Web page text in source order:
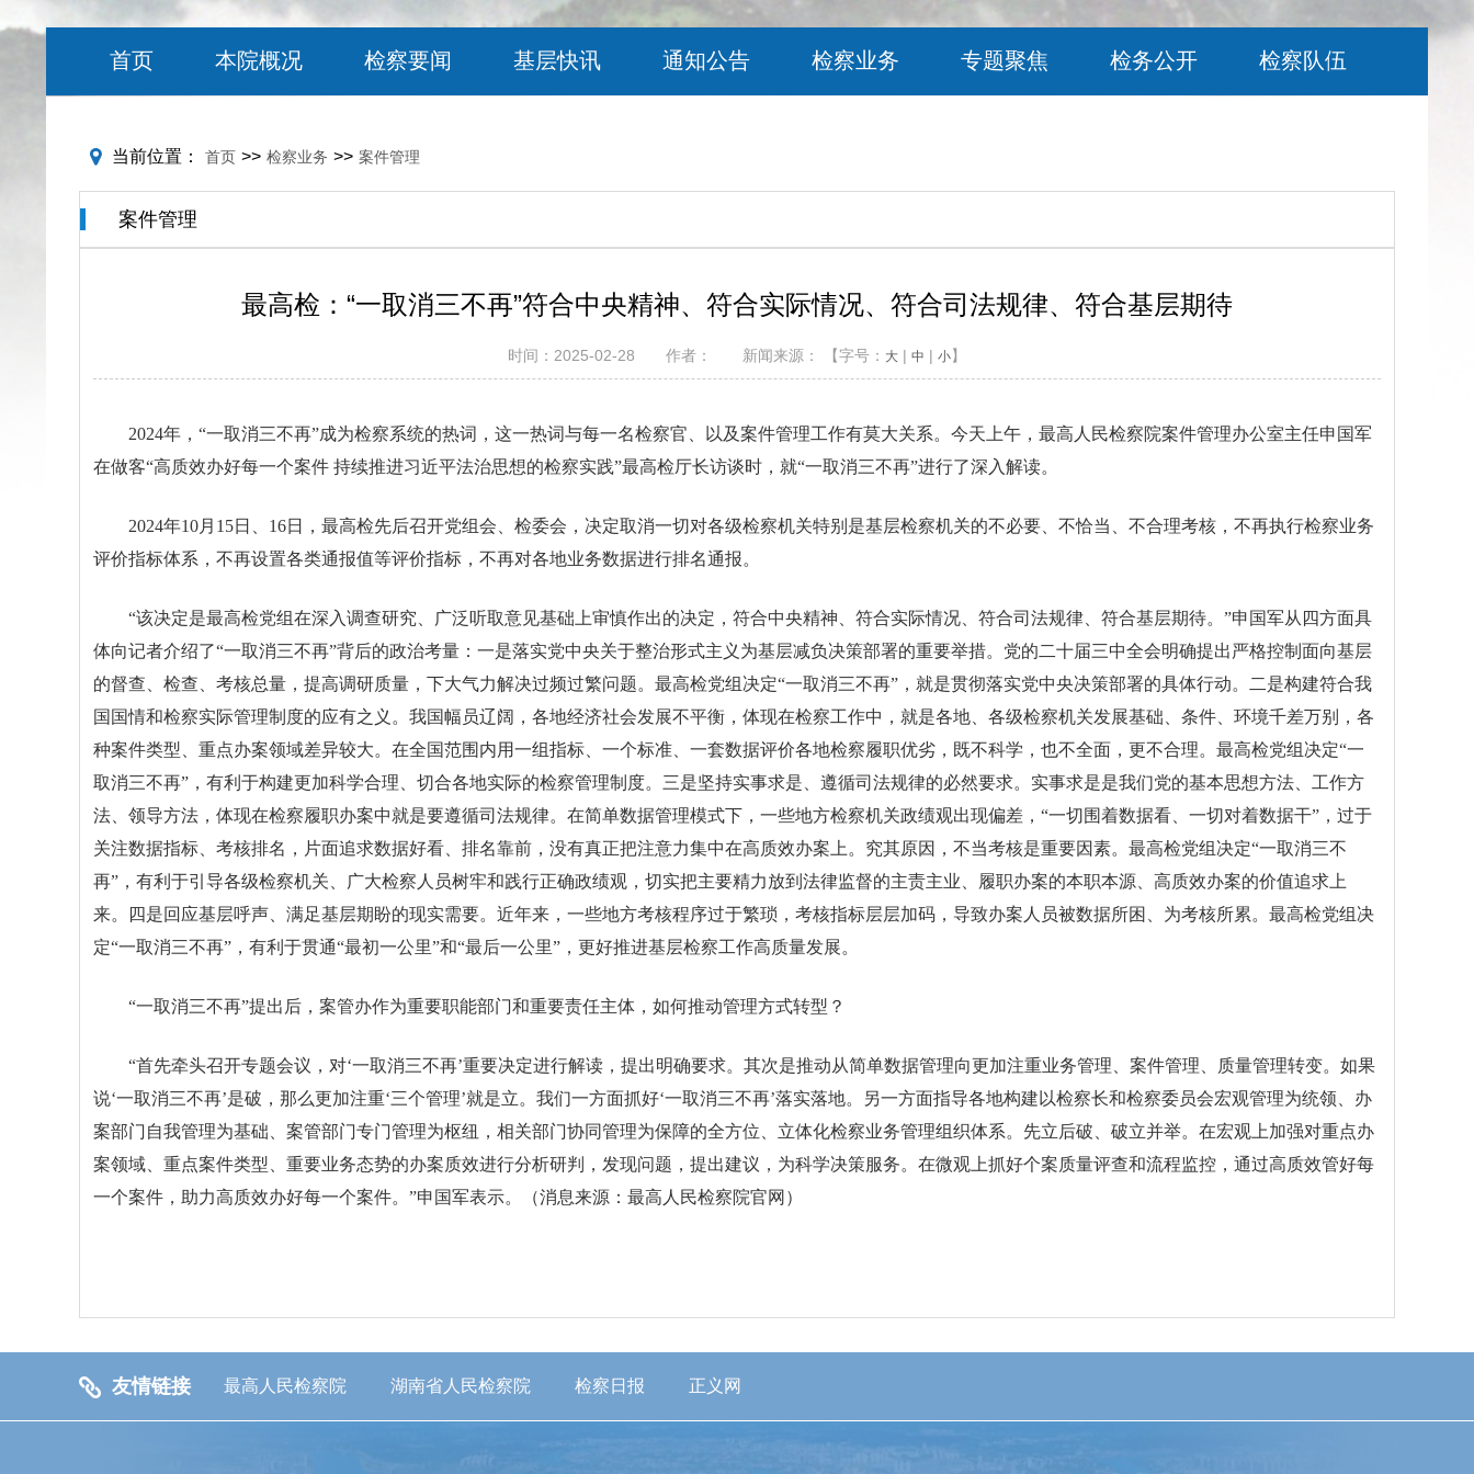
首页 本院概况 检察要闻 基层快讯 通知公告 检察业务 专题聚焦 检务公开 检察队伍
当前位置： 首页 >> 检察业务 >> 案件管理
案件管理
最高检：“一取消三不再”符合中央精神、符合实际情况、符合司法规律、符合基层期待
时间：2025-02-28 作者： 新闻来源： 【字号： 大 | 中 | 小】
2024年，“一取消三不再”成为检察系统的热词，这一热词与每一名检察官、以及案件管理工作有莫大关系。今天上午，最高人民检察院案件管理办公室主任申国军
在做客“高质效办好每一个案件 持续推进习近平法治思想的检察实践”最高检厅长访谈时，就“一取消三不再”进行了深入解读。
2024年10月15日、16日，最高检先后召开党组会、检委会，决定取消一切对各级检察机关特别是基层检察机关的不必要、不恰当、不合理考核，不再执行检察业务
评价指标体系，不再设置各类通报值等评价指标，不再对各地业务数据进行排名通报。
“该决定是最高检党组在深入调查研究、广泛听取意见基础上审慎作出的决定，符合中央精神、符合实际情况、符合司法规律、符合基层期待。”申国军从四方面具
体向记者介绍了“一取消三不再”背后的政治考量：一是落实党中央关于整治形式主义为基层减负决策部署的重要举措。党的二十届三中全会明确提出严格控制面向基层
的督查、检查、考核总量，提高调研质量，下大气力解决过频过繁问题。最高检党组决定“一取消三不再”，就是贯彻落实党中央决策部署的具体行动。二是构建符合我
国国情和检察实际管理制度的应有之义。我国幅员辽阔，各地经济社会发展不平衡，体现在检察工作中，就是各地、各级检察机关发展基础、条件、环境千差万别，各
种案件类型、重点办案领域差异较大。在全国范围内用一组指标、一个标准、一套数据评价各地检察履职优劣，既不科学，也不全面，更不合理。最高检党组决定“一
取消三不再”，有利于构建更加科学合理、切合各地实际的检察管理制度。三是坚持实事求是、遵循司法规律的必然要求。实事求是是我们党的基本思想方法、工作方
法、领导方法，体现在检察履职办案中就是要遵循司法规律。在简单数据管理模式下，一些地方检察机关政绩观出现偏差，“一切围着数据看、一切对着数据干”，过于
关注数据指标、考核排名，片面追求数据好看、排名靠前，没有真正把注意力集中在高质效办案上。究其原因，不当考核是重要因素。最高检党组决定“一取消三不
再”，有利于引导各级检察机关、广大检察人员树牢和践行正确政绩观，切实把主要精力放到法律监督的主责主业、履职办案的本职本源、高质效办案的价值追求上
来。四是回应基层呼声、满足基层期盼的现实需要。近年来，一些地方考核程序过于繁琐，考核指标层层加码，导致办案人员被数据所困、为考核所累。最高检党组决
定“一取消三不再”，有利于贯通“最初一公里”和“最后一公里”，更好推进基层检察工作高质量发展。
“一取消三不再”提出后，案管办作为重要职能部门和重要责任主体，如何推动管理方式转型？
“首先牵头召开专题会议，对‘一取消三不再’重要决定进行解读，提出明确要求。其次是推动从简单数据管理向更加注重业务管理、案件管理、质量管理转变。如果
说‘一取消三不再’是破，那么更加注重‘三个管理’就是立。我们一方面抓好‘一取消三不再’落实落地。另一方面指导各地构建以检察长和检察委员会宏观管理为统领、办
案部门自我管理为基础、案管部门专门管理为枢纽，相关部门协同管理为保障的全方位、立体化检察业务管理组织体系。先立后破、破立并举。在宏观上加强对重点办
案领域、重点案件类型、重要业务态势的办案质效进行分析研判，发现问题，提出建议，为科学决策服务。在微观上抓好个案质量评查和流程监控，通过高质效管好每
一个案件，助力高质效办好每一个案件。”申国军表示。
（消息来源：最高人民检察院官网）
友情链接 最高人民检察院 湖南省人民检察院 检察日报 正义网